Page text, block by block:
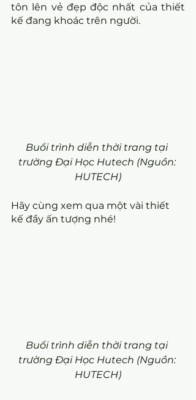
tôn lên vẻ đẹp độc nhất của thiết
kế đang khoác trên người.
Buổi trình diễn thời trang tại
trường Đại Học Hutech (Nguồn:
HUTECH)
Hãy cùng xem qua một vài thiết
kế đầy ấn tượng nhé!
Buổi trình diễn thời trang tại
trường Đại Học Hutech (Nguồn:
HUTECH)